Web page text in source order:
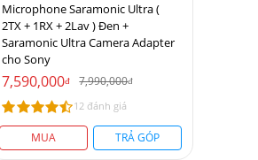
Microphone Saramonic Ultra (
2TX + 1RX + 2Lav ) Đen +
Saramonic Ultra Camera Adapter
cho Sony
7,590,000đ 7,990,000đ
12 đánh giá
MUA TRẢ GÓP